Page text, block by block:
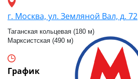
г. Москва, ул. Земляной Вал, д. 72
Таганская кольцевая (180 м)
Марксистская (490 м)
График